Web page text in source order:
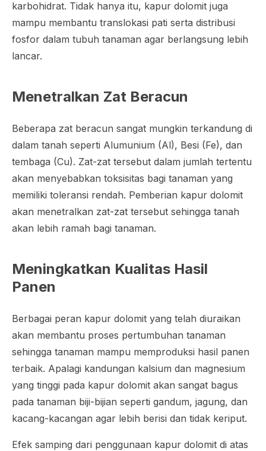
karbohidrat. Tidak hanya itu, kapur dolomit juga
mampu membantu translokasi pati serta distribusi
fosfor dalam tubuh tanaman agar berlangsung lebih
lancar.
Menetralkan Zat Beracun
Beberapa zat beracun sangat mungkin terkandung di
dalam tanah seperti Alumunium (Al), Besi (Fe), dan
tembaga (Cu). Zat-zat tersebut dalam jumlah tertentu
akan menyebabkan toksisitas bagi tanaman yang
memiliki toleransi rendah. Pemberian kapur dolomit
akan menetralkan zat-zat tersebut sehingga tanah
akan lebih ramah bagi tanaman.
Meningkatkan Kualitas Hasil
Panen
Berbagai peran kapur dolomit yang telah diuraikan
akan membantu proses pertumbuhan tanaman
sehingga tanaman mampu memproduksi hasil panen
terbaik. Apalagi kandungan kalsium dan magnesium
yang tinggi pada kapur dolomit akan sangat bagus
pada tanaman biji-bijian seperti gandum, jagung, dan
kacang-kacangan agar lebih berisi dan tidak keriput.
Efek samping dari penggunaan kapur dolomit di atas